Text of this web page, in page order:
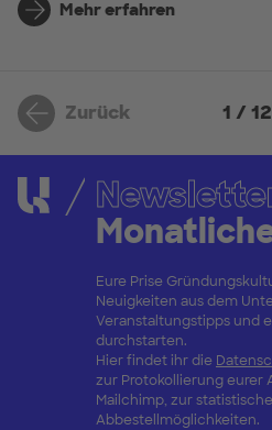
Mehr erfahren
Zurück 1 / 12
Eure Prise
Neuigkeiten aus dem
Veranstaltungstipps und
durchstarten.
Hier findet ihr die
zur Protokollierung eurer
Mailchimp, zur
Abbestellmöglichkeiten.